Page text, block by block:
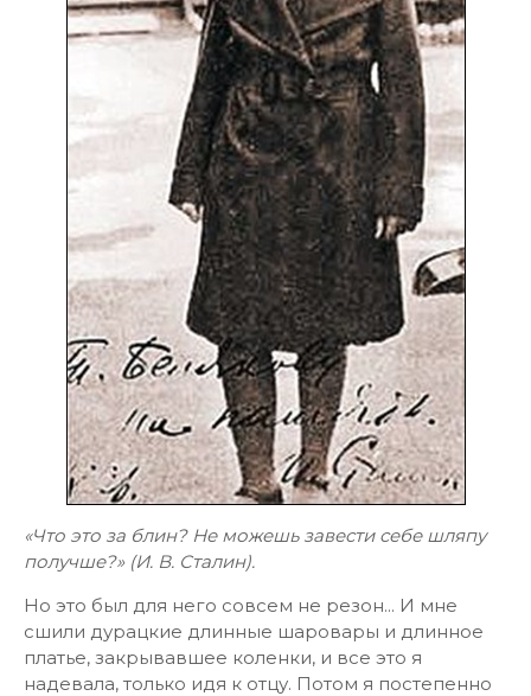
«Что это за блин? Не можешь завести себе шляпу
получше?» (И. В. Сталин).
Но это был для него совсем не резон... И мне
сшили дурацкие длинные шаровары и длинное
платье, закрывавшее коленки, и все это я
надевала, только идя к отцу. Потом я постепенно